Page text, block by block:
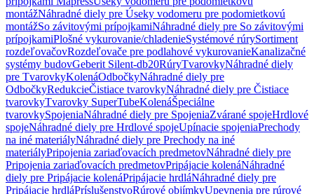
montážNáhradné diely pre Úseky vodomeru pre podomietkovú
montážSo závitovými prípojkamiNáhradné diely pre So závitovými
prípojkamiPlošné vykurovanie/chladenieSystémové rúrySortiment
rozdeľovačovRozdeľovače pre podlahové vykurovanieKanalizačné
systémy budovGeberit Silent-db20RúryTvarovkyNáhradné diely
pre TvarovkyKolenáOdbočkyNáhradné diely pre
OdbočkyRedukcieČistiace tvarovkyNáhradné diely pre Čistiace
tvarovkyTvarovky SuperTubeKolenáŠpeciálne
tvarovkySpojeniaNáhradné diely pre SpojeniaZvárané spojeHrdlové
spojeNáhradné diely pre Hrdlové spojeUpínacie spojeniaPrechody
na iné materiályNáhradné diely pre Prechody na iné
materiályPripojenia zariaďovacích predmetovNáhradné diely pre
Pripojenia zariaďovacích predmetovPripájacie kolenáNáhradné
diely pre Pripájacie kolenáPripájacie hrdláNáhradné diely pre
Pripájacie hrdláPríslušenstvoRúrové objímkyUpevnenia pre rúrové